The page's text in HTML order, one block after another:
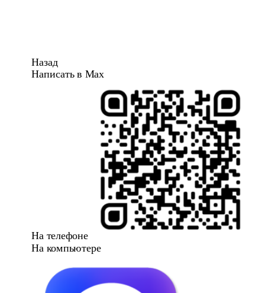
Назад
Написать в Max
На телефоне
На компьютере